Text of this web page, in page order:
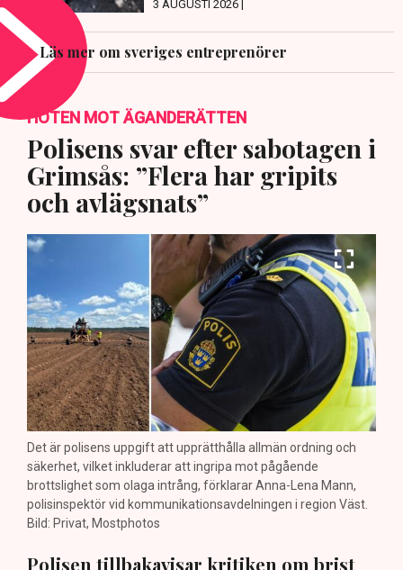
3 AUGUSTI 2026 |
Läs mer om sveriges entreprenörer
HOTEN MOT ÄGANDERÄTTEN
Polisens svar efter sabotagen i
Grimsås: ”Flera har gripits
och avlägsnats”
Det är polisens uppgift att upprätthålla allmän ordning och
säkerhet, vilket inkluderar att ingripa mot pågående
brottslighet som olaga intrång, förklarar Anna-Lena Mann,
polisinspektör vid kommunikationsavdelningen i region Väst.
Bild: Privat, Mostphotos
Polisen tillbakavisar kritiken om brist